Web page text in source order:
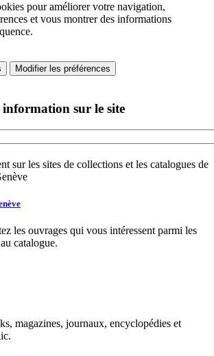
pour améliorer votre navigation,
et vous montrer des informations
Modifier les préférences
information sur le site
sur les sites de collections et les catalogues de
les ouvrages qui vous intéressent parmi les
catalogue.
magazines, journaux, encyclopédies et